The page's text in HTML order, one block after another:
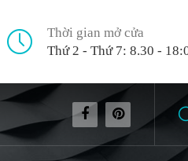
Thời gian mở cửa
Thứ 2 - Thứ 7: 8.30 -